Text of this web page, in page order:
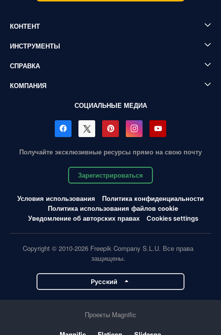
КОНТЕНТ
ИНСТРУМЕНТЫ
СПРАВКА
КОМПАНИЯ
СОЦИАЛЬНЫЕ МЕДИА
Получайте эксклюзивные ресурсы прямо на свою почту
Зарегистрироваться
Условия использования
Политика конфиденциальности
Политика использования файлов cookie
Уведомление об авторских правах
Cookies settings
Copyright © 2010-2026 Freepik Company S.L.U. Все права
защищены.
Pусский
Проекты Magnific